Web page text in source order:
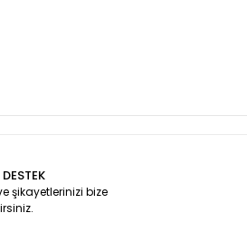
şikayetlerinizi bize